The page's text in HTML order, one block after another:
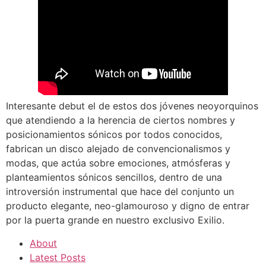
Interesante debut el de estos dos jóvenes neoyorquinos
que atendiendo a la herencia de ciertos nombres y
posicionamientos sónicos por todos conocidos,
fabrican un disco alejado de convencionalismos y
modas, que actúa sobre emociones, atmósferas y
planteamientos sónicos sencillos, dentro de una
introversión instrumental que hace del conjunto un
producto elegante, neo-glamouroso y digno de entrar
por la puerta grande en nuestro exclusivo Exilio.
About
Latest Posts